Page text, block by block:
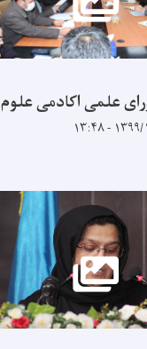
علمی اکادمی علوم